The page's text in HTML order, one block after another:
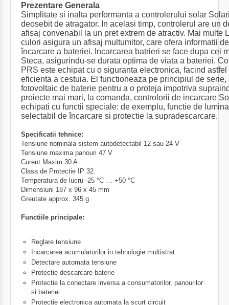
Prezentare Generala
Simplitate si inalta performanta a controlerului solar
deosebit de atragator. In acelasi timp, controlerul are un
afisaj convenabil la un pret extrem de atractiv. Mai multe
culori asigura un afisaj multumitor, care ofera informatii
încarcare a bateriei. Incarcarea batrieri se face dupa cei
Steca, asigurindu-se durata optima de viata a bateriei.
PRS este echipat cu o siguranta electronica, facind
eficienta a cestuia. El functioneaza pe principiul de
fotovoltaic de baterie pentru a o proteja impotriva
proiecte mai mari, la comanda, controlorii de incarcare
echipati cu functii speciale: de exemplu, functie de
selectabil de încarcare si protectie la supradescarcare.
Specificatii tehnice:
Tensiune nominala sistem autodetectabil 12 sau 24 V
Tensiune maxima panouri 47 V
Curent Maxim 30 A
Clasa de Protectie IP 32
Temperatura de lucru -25 °C … +50 °C
Dimensiuni 187 x 96 x 45 mm
Greutate approx. 345 g
Functiile principale:
Reglare tensiune
Incarcarea acumulatorilor in tehnologie multistrat
Detectare automata tensiune
Protectie descarcare baterie
Protectie la conectare inversa a consumatorilor, panourilor
si bateriei
Protectie electronica automata la scurt circuit